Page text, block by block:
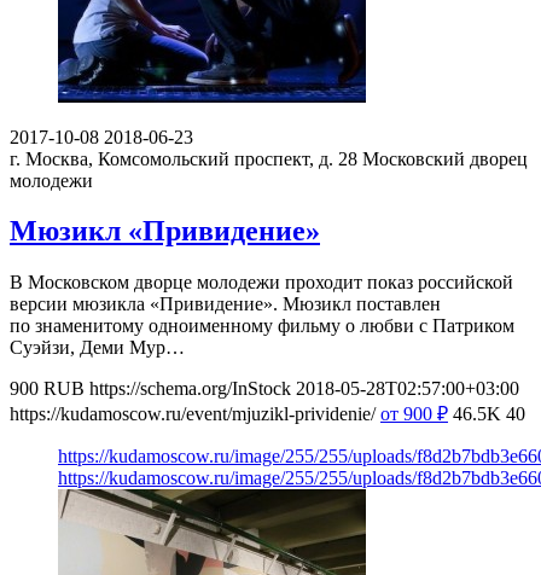
2017-10-08 2018-06-23
г. Москва, Комсомольский проспект, д. 28 Московский дворец
молодежи
Мюзикл «Привидение»
В Московском дворце молодежи проходит показ российской
версии мюзикла «Привидение». Мюзикл поставлен
по знаменитому одноименному фильму о любви с Патриком
Суэйзи, Деми Мур…
900 RUB https://schema.org/InStock 2018-05-28T02:57:00+03:00
https://kudamoscow.ru/event/mjuzikl-prividenie/ от 900 ₽ 46.5K 40
https://kudamoscow.ru/image/255/255/uploads/
https://kudamoscow.ru/image/255/255/uploads/